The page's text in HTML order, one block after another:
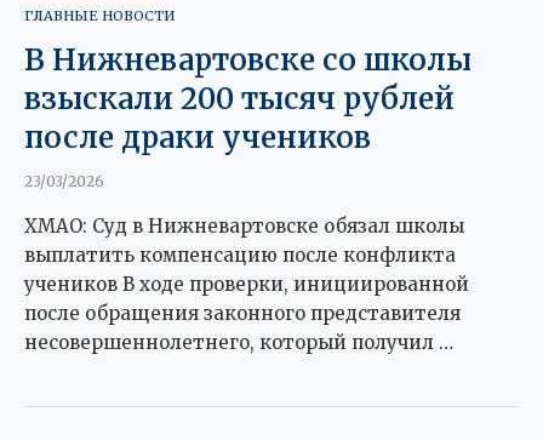
ГЛАВНЫЕ НОВОСТИ
В Нижневартовске со школы
взыскали 200 тысяч рублей
после драки учеников
23/03/2026
ХМАО: Суд в Нижневартовске обязал школы
выплатить компенсацию после конфликта
учеников В ходе проверки, инициированной
после обращения законного представителя
несовершеннолетнего, который получил …